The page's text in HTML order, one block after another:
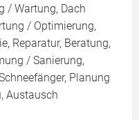
/ Wartung, Dach
/ Optimierung,
Reparatur, Beratung,
/ Sanierung,
Planung
Austausch